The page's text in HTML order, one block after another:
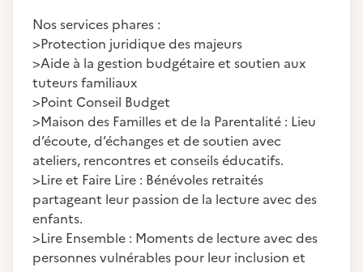
Nos services phares :
>Protection juridique des majeurs
>Aide à la gestion budgétaire et soutien aux
tuteurs familiaux
>Point Conseil Budget
>Maison des Familles et de la Parentalité : Lieu
d’écoute, d’échanges et de soutien avec
ateliers, rencontres et conseils éducatifs.
>Lire et Faire Lire : Bénévoles retraités
partageant leur passion de la lecture avec des
enfants.
>Lire Ensemble : Moments de lecture avec des
personnes vulnérables pour leur inclusion et